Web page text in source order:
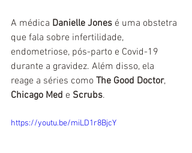
A médica Danielle Jones é uma obstetra
que fala sobre infertilidade,
endometriose, pós-parto e Covid-19
durante a gravidez. Além disso, ela
reage a séries como The Good Doctor,
Chicago Med e Scrubs.
https://youtu.be/miLD1r8BjcY